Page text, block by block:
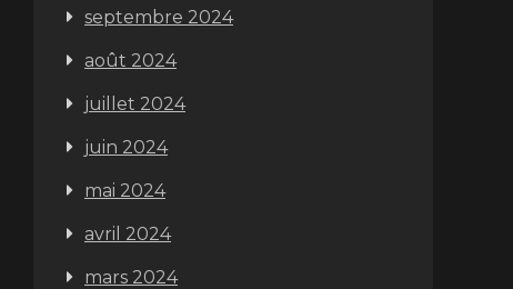
septembre 2024
août 2024
juillet 2024
juin 2024
mai 2024
avril 2024
mars 2024